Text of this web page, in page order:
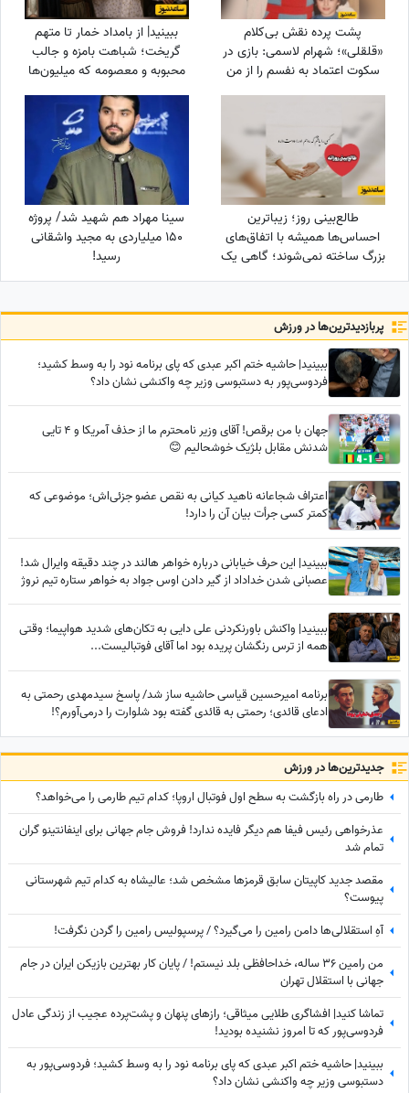
پشت پرده نقش بی‌کلام
«قلقلی»؛ شهرام لاسمی: بازی در
سکوت اعتماد به نفسم را از من
گرفت! مدیون این بازیگر معروف
خیلی به من کمک کرد+ویدئو
ببینید| از بامداد خمار تا متهم
گریخت؛ شباهت بامزه و جالب
محبوبه و معصومه که میلیون‌ها
بار دیده شد
طالع‌بینی روز؛ زیباترین
احساس‌ها همیشه با اتفاق‌های
بزرگ ساخته نمی‌شوند؛ گاهی یک
نگاه یا یک توجه کوتاه می‌تواند
خاص تبدیل کند / پنج‌شنبه 15
مرداد 1405
سینا مهراد هم شهید شد/ پروژه
150 میلیاردی به مجید واشقانی
رسید!
پربازدید‌ترین‌ها در ورزش
ببینید| حاشیه ختم اکبر عبدی که پای برنامه نود را به وسط کشید؛
فردوسی‌پور به دستبوسی وزیر چه واکنشی نشان داد؟
جهان با من برقص! آقای وزیر نامحترم ما از حذف آمریکا و 4 تایی
شدنش مقابل بلژیک خوشحالیم 😊
اعتراف شجاعانه ناهید کیانی به نقص عضو جزئی‌اش؛ موضوعی که
کمتر کسی جرأت بیان آن را دارد!
ببینید| این حرف خیابانی درباره خواهر هالند در چند دقیقه وایرال شد!
عصبانی شدن خداداد از گیر دادن اوس جواد به خواهر ستاره تیم نروژ
ببینید| واکنش باورنکردنی علی دایی به تکان‌های شدید هواپیما؛ وقتی
همه از ترس رنگشان پریده بود اما آقای فوتبالیست...
برنامه امیرحسین قیاسی حاشیه ساز شد/ پاسخ سیدمهدی رحمتی به
ادعای قائدی؛ رحمتی به قائدی گفته بود شلوارت را درمی‌آورم؟!
جدید‌ترین‌ها در ورزش
طارمی در راه بازگشت به سطح اول فوتبال اروپا؛ کدام تیم طارمی را می‌خواهد؟
عذرخواهی رئیس فیفا هم دیگر فایده ندارد! فروش جام جهانی برای اینفانتینو گران
تمام شد
مقصد جدید کاپیتان سابق قرمزها مشخص شد؛ عالیشاه به کدام تیم شهرستانی
پیوست؟
آهِ استقلالی‌ها دامن رامین را می‌گیرد؟ / پرسپولیس رامین را گردن نگرفت!
من رامین 36 ساله، خداحافظی بلد نیستم! / پایان کار بهترین بازیکن ایران در جام
جهانی با استقلال تهران
تماشا کنید| افشاگری طلایی میثاقی؛ رازهای پنهان و پشت‌پرده عجیب از زندگی عادل
فردوسی‌پور که تا امروز نشنیده بودید!
ببینید| حاشیه ختم اکبر عبدی که پای برنامه نود را به وسط کشید؛ فردوسی‌پور به
دستبوسی وزیر چه واکنشی نشان داد؟